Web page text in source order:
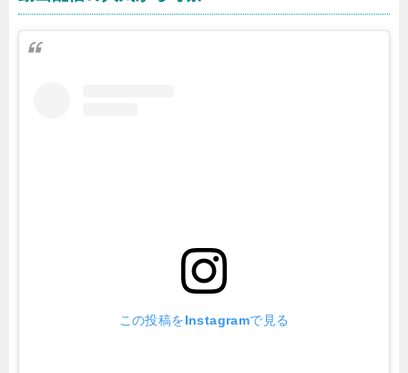
この投稿をInstagramで見る